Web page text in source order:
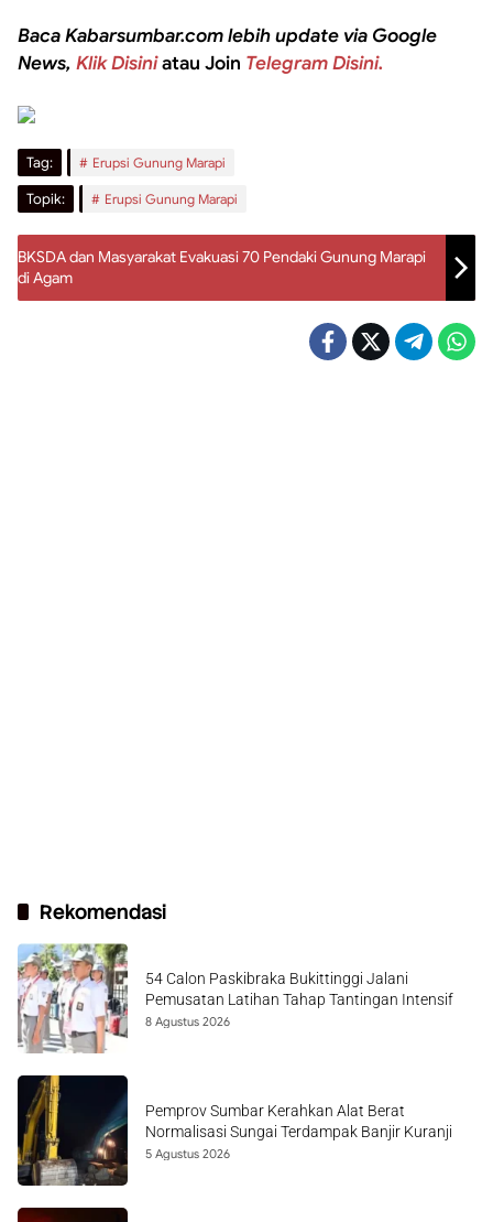
Baca Kabarsumbar.com lebih update via Google
News, Klik Disiniatau Join Telegram Disini.
Tag: Erupsi Gunung Marapi
Topik: Erupsi Gunung Marapi
BKSDA dan Masyarakat Evakuasi 70 Pendaki Gunung Marapi
di Agam
Rekomendasi
54 Calon Paskibraka Bukittinggi Jalani
Pemusatan Latihan Tahap Tantingan Intensif
8 Agustus 2026
Pemprov Sumbar Kerahkan Alat Berat
Normalisasi Sungai Terdampak Banjir Kuranji
5 Agustus 2026